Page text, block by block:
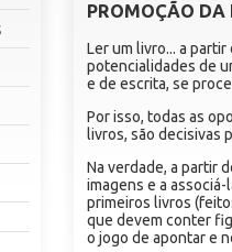
PROMOÇÃO DA
Ler um livro... a
potencialidades de
e de escrita, se
Por isso, todas as
livros, são decisivas
Na verdade, a partir
imagens e a
primeiros livros
que devem conter
o jogo de apontar e